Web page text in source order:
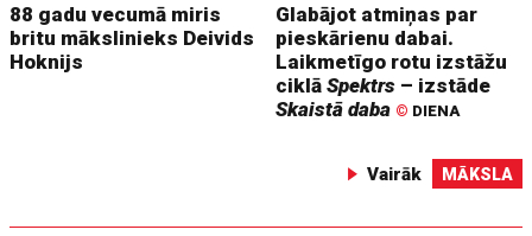
88 gadu vecumā miris
britu mākslinieks Deivids
Hoknijs
Glabājot atmiņas par
pieskārienu dabai.
Laikmetīgo rotu izstāžu
ciklāSpektrs – izstāde
Skaistā daba © DIENA
Vairāk MĀKSLA